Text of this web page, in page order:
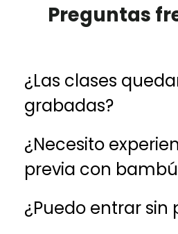
Preguntas
¿Las clases
grabadas?
¿Necesito
previa con
¿Puedo entrar sin